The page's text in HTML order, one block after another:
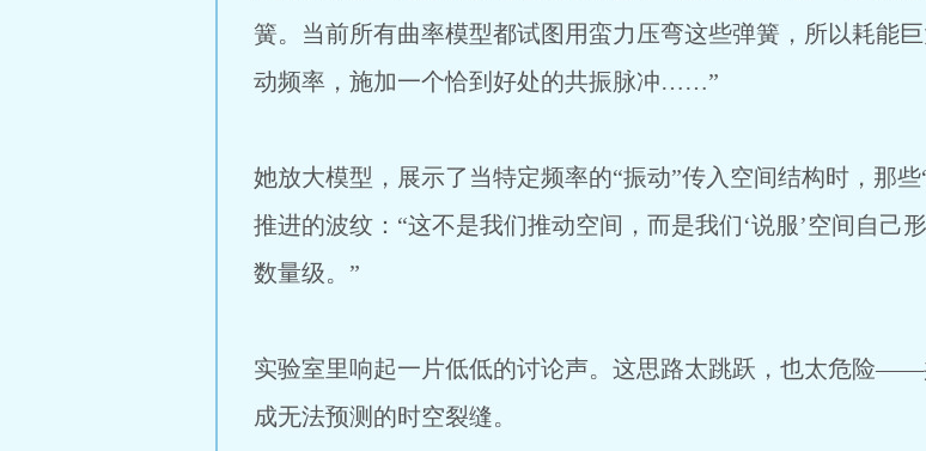
簧。当前所有曲率模型都试图用蛮力压弯这些弹簧，所以耗能
动频率，施加一个恰到好处的共振脉冲……”
她放大模型，展示了当特定频率的“振动”传入空间结构时，那
推进的波纹：“这不是我们推动空间，而是我们‘说服’空间自己
数量级。”
实验室里响起一片低低的讨论声。这思路太跳跃，也太危险
成无法预测的时空裂缝。